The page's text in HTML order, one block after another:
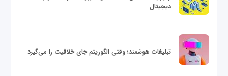
دیجیتال
تبلیغات هوشمند؛ وقتی الگوریتم جای خلاقیت را می‌گیرد